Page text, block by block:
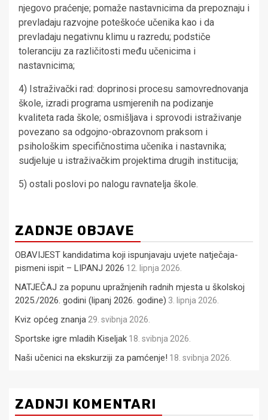
njegovo praćenje; pomaže nastavnicima da prepoznaju i
prevladaju razvojne poteškoće učenika kao i da
prevladaju negativnu klimu u razredu; podstiče
toleranciju za različitosti među učenicima i
nastavnicima;
4) Istraživački rad: doprinosi procesu samovrednovanja
škole, izradi programa usmjerenih na podizanje
kvaliteta rada škole; osmišljava i sprovodi istraživanje
povezano sa odgojno-obrazovnom praksom i
psihološkim specifičnostima učenika i nastavnika;
sudjeluje u istraživačkim projektima drugih institucija;
5) ostali poslovi po nalogu ravnatelja škole.
ZADNJE OBJAVE
OBAVIJEST kandidatima koji ispunjavaju uvjete natječaja-
pismeni ispit – LIPANJ 2026 12. lipnja 2026.
NATJEČAJ za popunu upražnjenih radnih mjesta u školskoj
2025./2026. godini (lipanj 2026. godine) 3. lipnja 2026.
Kviz općeg znanja 29. svibnja 2026.
Sportske igre mladih Kiseljak 18. svibnja 2026.
Naši učenici na ekskurziji za pamćenje! 18. svibnja 2026.
ZADNJI KOMENTARI